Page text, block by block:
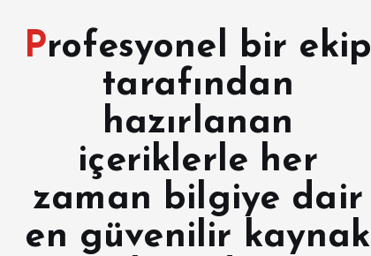
Profesyonel bir ekip
tarafından
hazırlanan
içeriklerle her
zaman bilgiye dair
en güvenilir kaynak